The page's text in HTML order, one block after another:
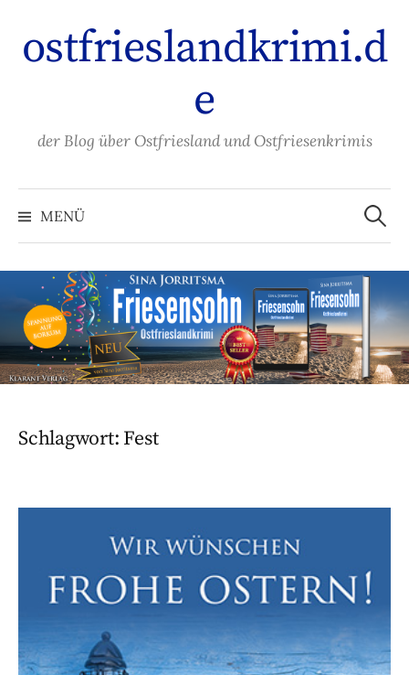
Inhalt
überspringen
ostfrieslandkrimi.d
e
der Blog über Ostfriesland und Ostfriesenkrimis
MENÜ
Suchen
nach:
Schlagwort: Fest